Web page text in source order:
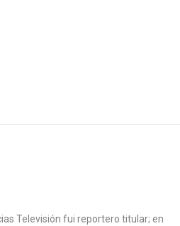
Televisión fui reportero titular; en